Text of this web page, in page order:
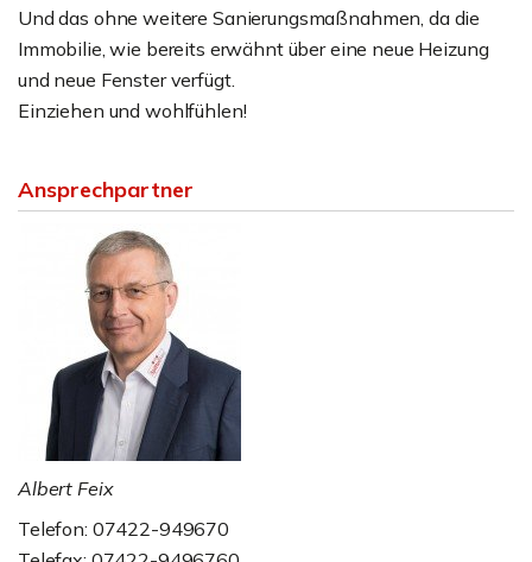
Und das ohne weitere Sanierungsmaßnahmen, da die
Immobilie, wie bereits erwähnt über eine neue Heizung
und neue Fenster verfügt.
Einziehen und wohlfühlen!
Ansprechpartner
Albert Feix
Telefon: 07422-949670